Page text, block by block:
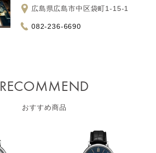
広島県広島市中区袋町1-15-1
082-236-6690
RECOMMEND
おすすめ商品